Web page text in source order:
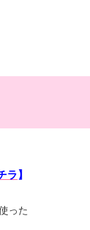
ラ】
った